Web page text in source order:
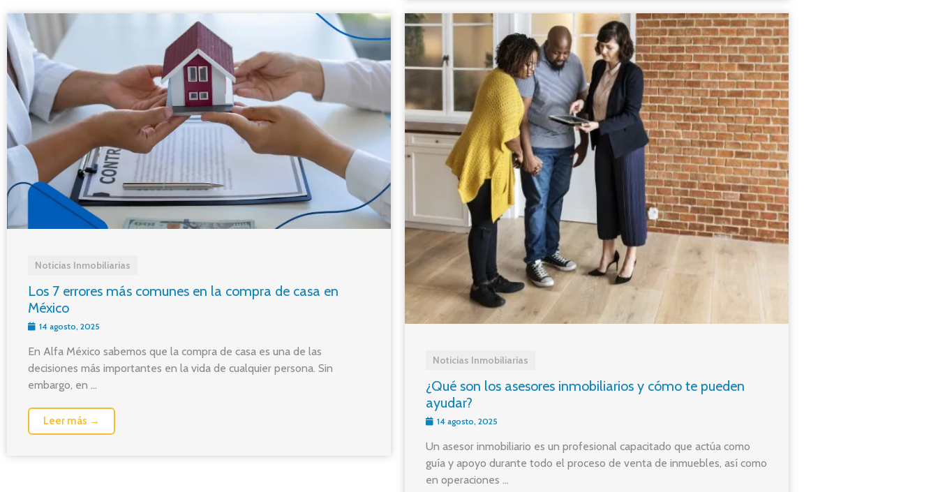
Noticias Inmobiliarias
Los 7 errores más comunes en la compra de casa en
México
14 agosto, 2025
En Alfa México sabemos que la compra de casa es una de las
decisiones más importantes en la vida de cualquier persona. Sin
embargo, en ...
Leer más →
Noticias Inmobiliarias
¿Qué son los asesores inmobiliarios y cómo te pueden
ayudar?
14 agosto, 2025
Un asesor inmobiliario es un profesional capacitado que actúa como
guía y apoyo durante todo el proceso de venta de inmuebles, así como
en operaciones ...